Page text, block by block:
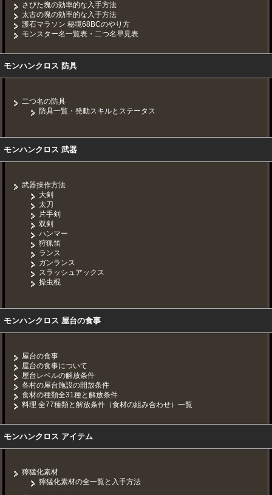
さびた塊の効率的な入手方法
太古の塊の効率的な入手方法
護石マラソン 秘境68BCのやり方
モンスター名一覧表・二つ名早見表
モンハンクロス 防具
二つ名の防具
防具一覧・発動スキルとステータス
モンハンクロス 武器
武器操作方法
大剣
太刀
片手剣
双剣
ハンマー
狩猟笛
ランス
ガンランス
スラッシュアックス
操虫棍
モンハンクロス 屋台の食事
屋台の食事
屋台の食事について
屋台レベルの解放条件
各村の屋台施設の開放条件
食材の種類全31種と解放条件
料理 全77種類と解放条件（食材の組み合わせ）一覧
モンハンクロス アイテム
獰猛化素材
獰猛化素材の全一覧と入手方法